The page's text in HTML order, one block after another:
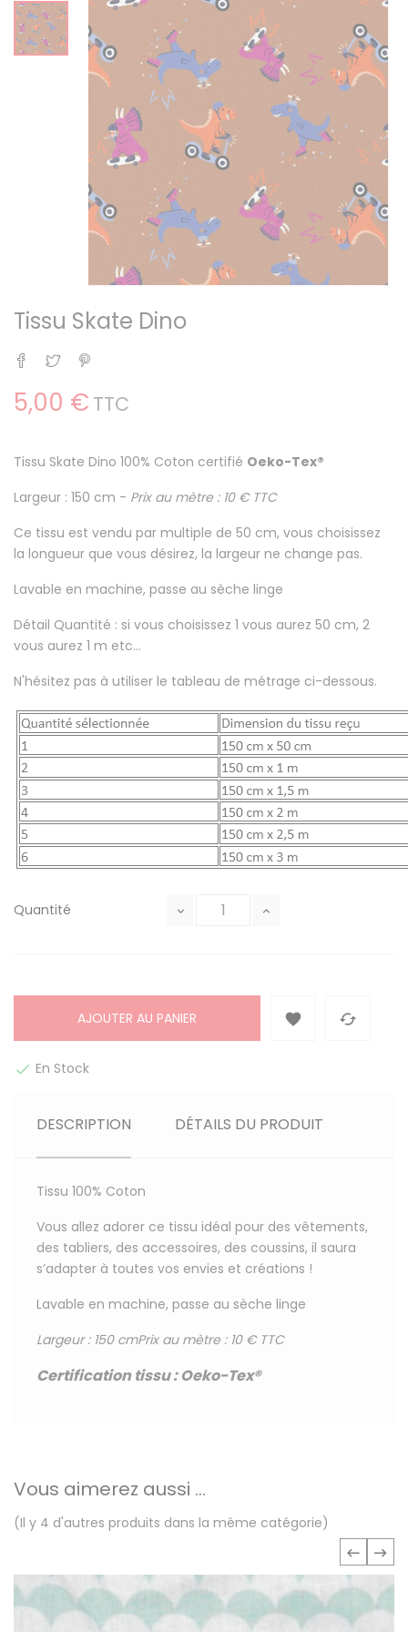
Tissu Skate Dino
Partager
Tweet
5,00 € TTC
Tissu Skate Dino 100% Coton certifié Oeko-Tex®
Largeur : 150 cm - Prix au mètre : 10 € TTC
Ce tissu est vendu par multiple de 50 cm, vous choisissez
la longueur que vous désirez, la largeur ne change pas.
Lavable en machine, passe au sèche linge
Détail Quantité : si vous choisissez 1 vous aurez 50 cm, 2
vous aurez 1 m etc...
N'hésitez pas à utiliser le tableau de métrage ci-dessous.
Quantité
AJOUTER AU PANIER  
 En Stock
DESCRIPTION DÉTAILS DU PRODUIT
Tissu 100% Coton
Vous allez adorer ce tissu idéal pour des vêtements,
des tabliers, des accessoires, des coussins, il saura
s’adapter à toutes vos envies et créations !
Lavable en machine, passe au sèche linge
Largeur : 150 cmPrix au mètre : 10 € TTC
Certification tissu:Oeko-Tex®
Vous aimerez aussi ...
(Il y 4 d'autres produits dans la même catégorie)
‹ ›